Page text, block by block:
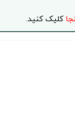
کلیک کنید.